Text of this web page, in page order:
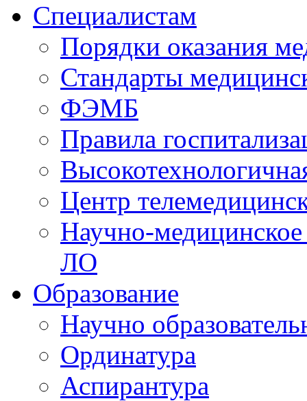
Специалистам
Порядки оказания
Стандарты
ФЭМБ
Правила
Центр
Научно-
ЛО
Образование
Научно
Ординатура
Аспирантура